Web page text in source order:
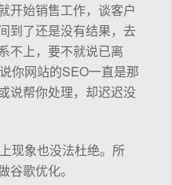
开始销售工作，谈客户
到了还是没有结果，去
不上，要不就说已离
你网站的SEO一直是那
说帮你处理，却迟迟没
现象也没法杜绝。所
谷歌优化。